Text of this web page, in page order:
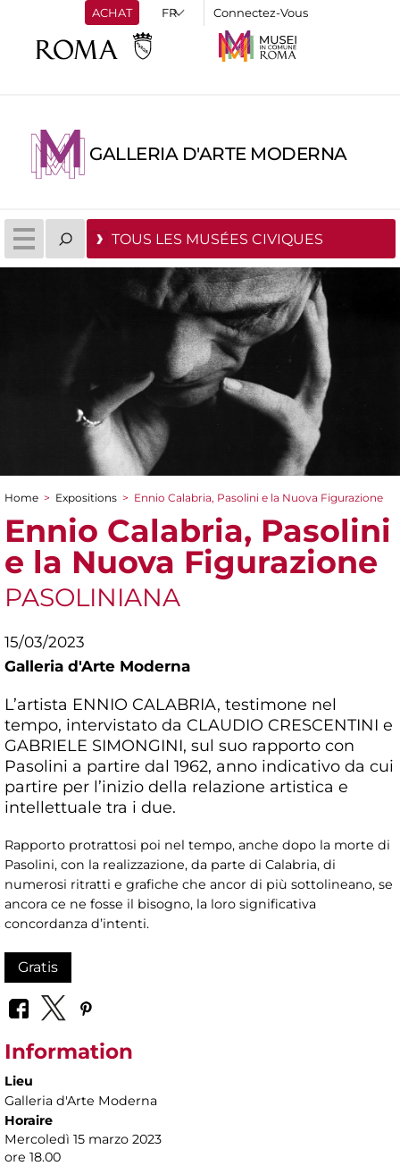
ACHAT Connectez-Vous
GALLERIA D'ARTE MODERNA
TOUS LES MUSÉES CIVIQUES
You are here
Home > Expositions > Ennio Calabria, Pasolini e la Nuova Figurazione
Ennio Calabria, Pasolini
e la Nuova Figurazione
PASOLINIANA
15/03/2023
Galleria d'Arte Moderna
L’artista ENNIO CALABRIA, testimone nel
tempo, intervistato da CLAUDIO CRESCENTINI e
GABRIELE SIMONGINI, sul suo rapporto con
Pasolini a partire dal 1962, anno indicativo da cui
partire per l’inizio della relazione artistica e
intellettuale tra i due.
Rapporto protrattosi poi nel tempo, anche dopo la morte di
Pasolini, con la realizzazione, da parte di Calabria, di
numerosi ritratti e grafiche che ancor di più sottolineano, se
ancora ce ne fosse il bisogno, la loro significativa
concordanza d’intenti.
Gratis
Information
Lieu
Galleria d'Arte Moderna
Horaire
Mercoledì 15 marzo 2023
ore 18.00